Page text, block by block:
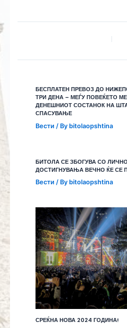
БЕСПЛАТЕН ПРЕВОЗ ДО
ТРИ ДЕНА – МЕЃУ ПОВЕЌЕТО
ДЕНЕШНИОТ СОСТАНОК НА
СПАСУВАЊЕ
Вести / By bitolaopshtina
БИТОЛА СЕ ЗБОГУВА СО
ДОСТИГНУВАЊА ВЕЧНО ЌЕ СЕ
Вести / By bitolaopshtina
СРЕЌНА НОВА 2024 ГОДИНА!